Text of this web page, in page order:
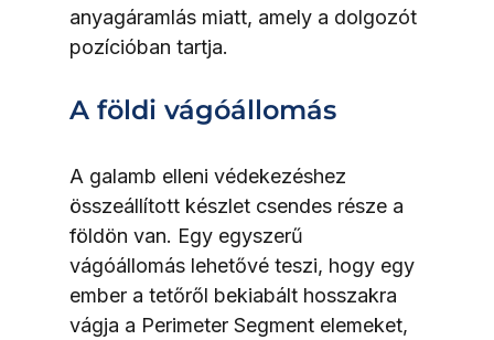
anyagáramlás miatt, amely a dolgozót
pozícióban tartja.
A földi vágóállomás
A galamb elleni védekezéshez
összeállított készlet csendes része a
földön van. Egy egyszerű
vágóállomás lehetővé teszi, hogy egy
ember a tetőről bekiabált hosszakra
vágja a Perimeter Segment elemeket,